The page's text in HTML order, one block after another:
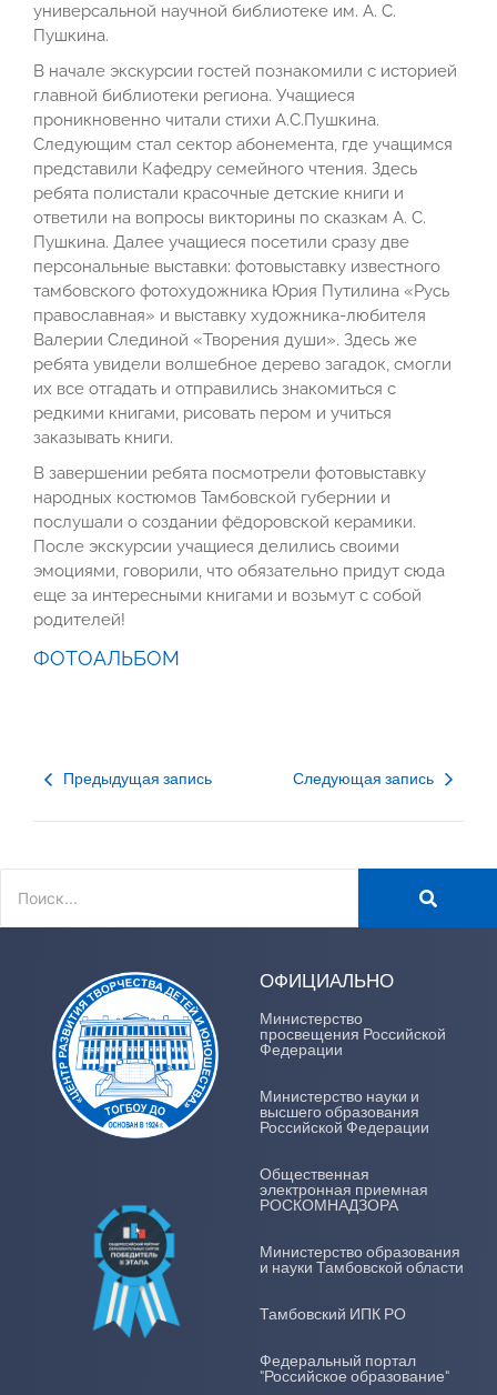
универсальной научной библиотеке им. А. С.
Пушкина.
В начале экскурсии гостей познакомили с историей
главной библиотеки региона. Учащиеся
проникновенно читали стихи А.С.Пушкина.
Следующим стал сектор абонемента, где учащимся
представили Кафедру семейного чтения. Здесь
ребята полистали красочные детские книги и
ответили на вопросы викторины по сказкам А. С.
Пушкина. Далее учащиеся посетили сразу две
персональные выставки: фотовыставку известного
тамбовского фотохудожника Юрия Путилина «Русь
православная» и выставку художника-любителя
Валерии Слединой «Творения души». Здесь же
ребята увидели волшебное дерево загадок, смогли
их все отгадать и отправились знакомиться с
редкими книгами, рисовать пером и учиться
заказывать книги.
В завершении ребята посмотрели фотовыставку
народных костюмов Тамбовской губернии и
послушали о создании фёдоровской керамики.
После экскурсии учащиеся делились своими
эмоциями, говорили, что обязательно придут сюда
еще за интересными книгами и возьмут с собой
родителей!
ФОТОАЛЬБОМ
Предыдущая запись Следующая запись
ОФИЦИАЛЬНО
Министерство
просвещения Российской
Федерации
Министерство науки и
высшего образования
Российской Федерации
Общественная
электронная приемная
РОСКОМНАДЗОРА
Министерство образования
и науки Тамбовской области
Тамбовский ИПК РО
Федеральный портал
"Российское образование"